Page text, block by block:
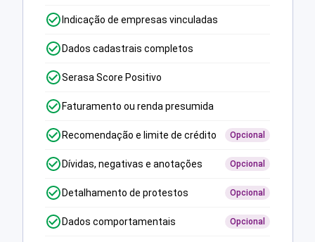
Indicação de empresas vinculadas
Dados cadastrais completos
Serasa Score Positivo
Faturamento ou renda presumida
Recomendação e limite de crédito Opcional
Dívidas, negativas e anotações Opcional
Detalhamento de protestos Opcional
Dados comportamentais Opcional